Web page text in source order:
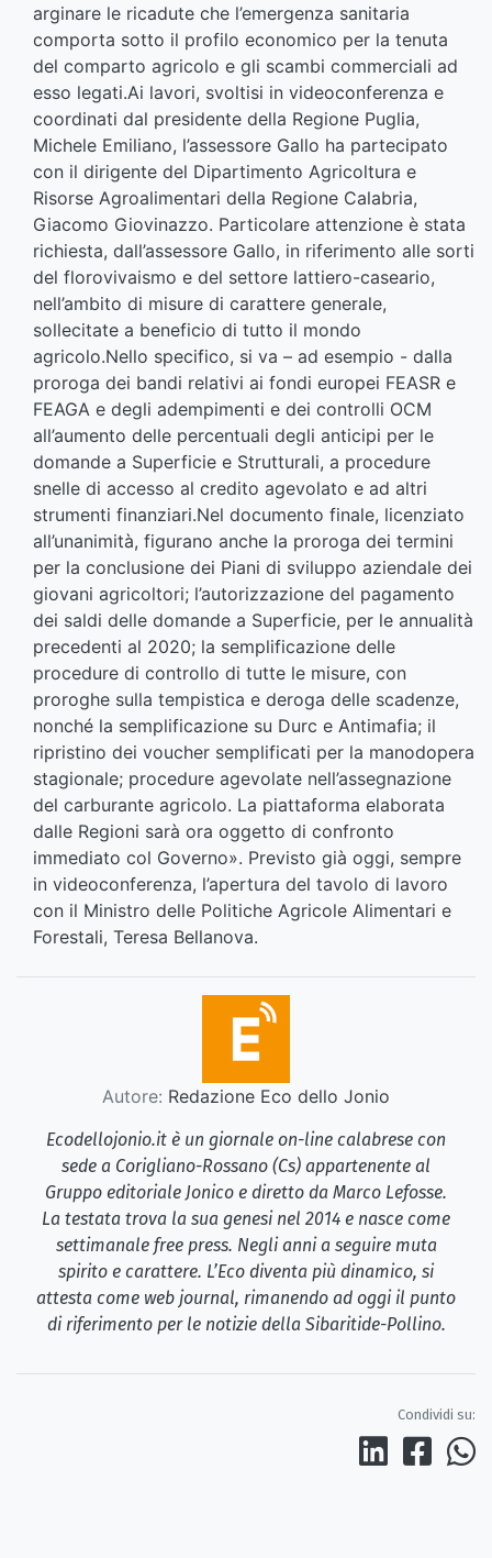
arginare le ricadute che l’emergenza sanitaria
comporta sotto il profilo economico per la tenuta
del comparto agricolo e gli scambi commerciali ad
esso legati.Ai lavori, svoltisi in videoconferenza e
coordinati dal presidente della Regione Puglia,
Michele Emiliano, l’assessore Gallo ha partecipato
con il dirigente del Dipartimento Agricoltura e
Risorse Agroalimentari della Regione Calabria,
Giacomo Giovinazzo. Particolare attenzione è stata
richiesta, dall’assessore Gallo, in riferimento alle sorti
del florovivaismo e del settore lattiero-caseario,
nell’ambito di misure di carattere generale,
sollecitate a beneficio di tutto il mondo
agricolo.Nello specifico, si va – ad esempio - dalla
proroga dei bandi relativi ai fondi europei FEASR e
FEAGA e degli adempimenti e dei controlli OCM
all’aumento delle percentuali degli anticipi per le
domande a Superficie e Strutturali, a procedure
snelle di accesso al credito agevolato e ad altri
strumenti finanziari.Nel documento finale, licenziato
all’unanimità, figurano anche la proroga dei termini
per la conclusione dei Piani di sviluppo aziendale dei
giovani agricoltori; l’autorizzazione del pagamento
dei saldi delle domande a Superficie, per le annualità
precedenti al 2020; la semplificazione delle
procedure di controllo di tutte le misure, con
proroghe sulla tempistica e deroga delle scadenze,
nonché la semplificazione su Durc e Antimafia; il
ripristino dei voucher semplificati per la manodopera
stagionale; procedure agevolate nell’assegnazione
del carburante agricolo. La piattaforma elaborata
dalle Regioni sarà ora oggetto di confronto
immediato col Governo». Previsto già oggi, sempre
in videoconferenza, l’apertura del tavolo di lavoro
con il Ministro delle Politiche Agricole Alimentari e
Forestali, Teresa Bellanova.
Autore: Redazione Eco dello Jonio
Ecodellojonio.it è un giornale on-line calabrese con
sede a Corigliano-Rossano (Cs) appartenente al
Gruppo editoriale Jonico e diretto da Marco Lefosse.
La testata trova la sua genesi nel 2014 e nasce come
settimanale free press. Negli anni a seguire muta
spirito e carattere. L’Eco diventa più dinamico, si
attesta come web journal, rimanendo ad oggi il punto
di riferimento per le notizie della Sibaritide-Pollino.
Condividi su: